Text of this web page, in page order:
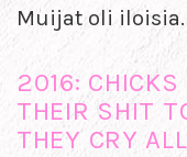
Muijat oli iloisia.
2016: CHICKS
THEIR SHIT
THEY CRY